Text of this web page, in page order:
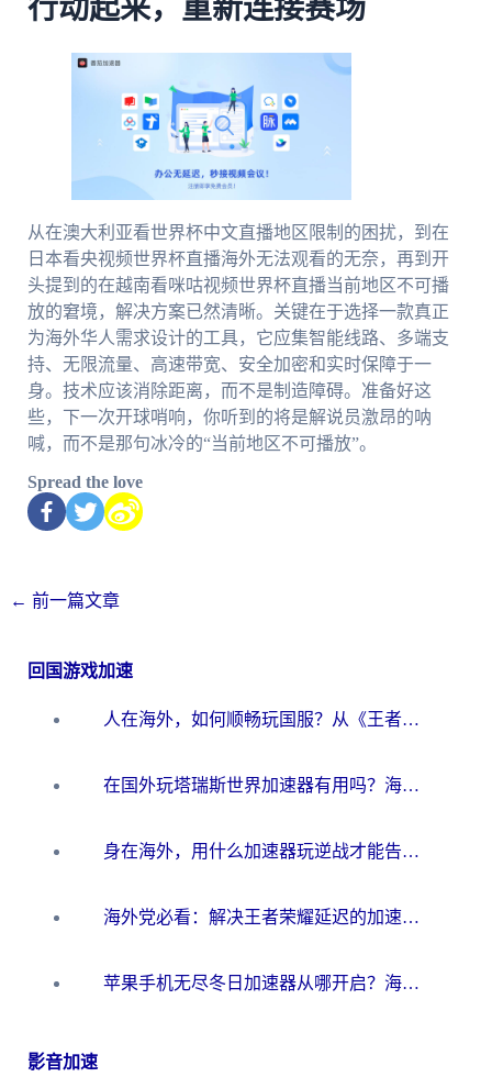
行动起来，重新连接赛场
从在澳大利亚看世界杯中文直播地区限制的困扰，到在
日本看央视频世界杯直播海外无法观看的无奈，再到开
头提到的在越南看咪咕视频世界杯直播当前地区不可播
放的窘境，解决方案已然清晰。关键在于选择一款真正
为海外华人需求设计的工具，它应集智能线路、多端支
持、无限流量、高速带宽、安全加密和实时保障于一
身。技术应该消除距离，而不是制造障碍。准备好这
些，下一次开球哨响，你听到的将是解说员激昂的呐
喊，而不是那句冰冷的“当前地区不可播放”。
Spread the love
← 前一篇文章
回国游戏加速
人在海外，如何顺畅玩国服？从《王者荣耀》到《云图计划》的加速器终极指南
在国外玩塔瑞斯世界加速器有用吗？海外玩家亲测后的真实答案
身在海外，用什么加速器玩逆战才能告别延迟？
海外党必看：解决王者荣耀延迟的加速器终极指南——从EVE到猫和老鼠，一个工具全搞定
苹果手机无尽冬日加速器从哪开启？海外玩家的冬日生存指南
影音加速